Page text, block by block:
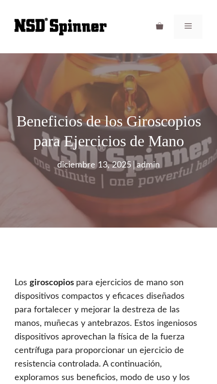
contenido
Menú
Beneficios de los Giroscopios
para Ejercicios de Mano
diciembre 13, 2025 admin
Los giroscopios para ejercicios de mano son
dispositivos compactos y eficaces diseñados
para fortalecer y mejorar la destreza de las
manos, muñecas y antebrazos. Estos ingeniosos
dispositivos aprovechan la física de la fuerza
centrífuga para proporcionar un ejercicio de
resistencia controlada. A continuación,
exploramos sus beneficios, modo de uso y los